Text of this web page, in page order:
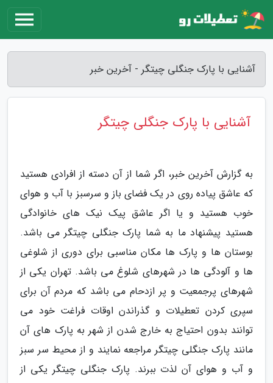
آشنایی با پارک جنگلی چیتگر - آخرین خبر
آشنایی با پارک جنگلی چیتگر
به گزارش آخرین خبر، اگر شما از آن دسته از افرادی هستید
که عاشق پیاده روی در یک فضای باز و سرسبز با آب و هوای
خوب هستید و یا اگر عاشق پیک نیک های خانوادگی
هستید پیشنهاد ما به شما پارک جنگلی چیتگر می باشد.
بوستان ها و پارک ها مکان مناسبی برای دوری از شلوغی
ها و آلودگی ها در شهرهای شلوغ می باشد. تهران یکی از
شهرهای پرجمعیت و پر ازدحام می باشد که مردم آن برای
سپری کردن تعطیلات و گذراندن اوقات فراغت خود می
توانند بدون احتیاج به خارج شدن از شهر به پارک های آن
مانند پارک جنگلی چیتگر مراجعه نمایند و از محیط سر سبز
و آب و هوای آن لذت ببرند. پارک جنگلی چیتگر یکی از